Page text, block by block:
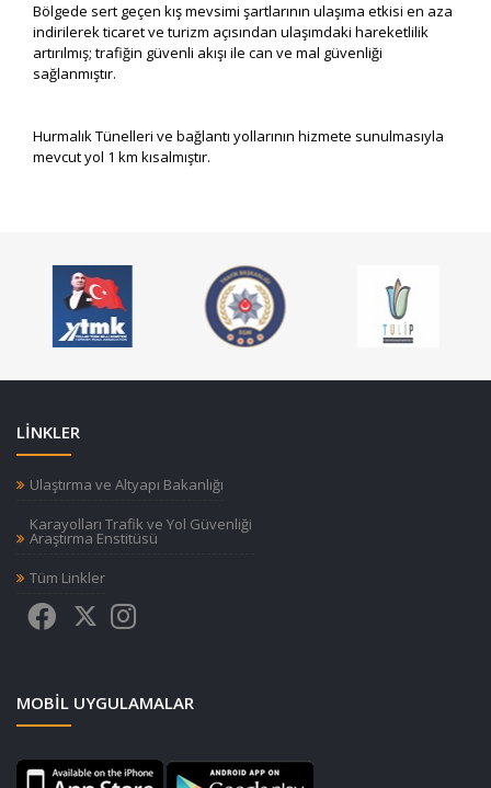
Bölgede sert geçen kış mevsimi şartlarının ulaşıma etkisi en aza
indirilerek ticaret ve turizm açısından ulaşımdaki hareketlilik
artırılmış; trafiğin güvenli akışı ile can ve mal güvenliği
sağlanmıştır.
Hurmalık Tünelleri ve bağlantı yollarının hizmete sunulmasıyla
mevcut yol 1 km kısalmıştır.
LİNKLER
Ulaştırma ve Altyapı Bakanlığı
Karayolları Trafik ve Yol Güvenliği
Araştırma Enstitüsü
Tüm Linkler
MOBIL UYGULAMALAR